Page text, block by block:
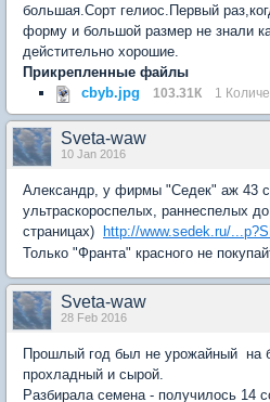
большая.Сорт гелиос.Первый
форму и большой размер не знали
дейстительно хорошие.
Прикрепленные файлы
cbyb.jpg
103.31К 1
Sveta-waw
10 Jan 2016
Александр, у фирмы "Седек" аж 43
ультраскороспелых, раннеспелых
страницах)
http://www.sedek.ru/
Только "Франта" красного не
Sveta-waw
28 Feb 2016
Прошлый год был не урожайный на
прохладный и сырой.
Разбирала семена - получилось 14